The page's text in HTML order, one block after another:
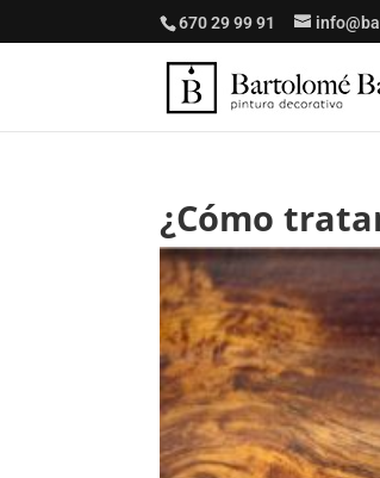
670 29 99 91
¿Cómo